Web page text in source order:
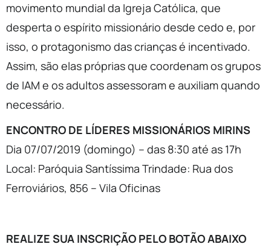
movimento mundial da Igreja Católica, que
desperta o espírito missionário desde cedo e, por
isso, o protagonismo das crianças é incentivado.
Assim, são elas próprias que coordenam os grupos
de IAM e os adultos assessoram e auxiliam quando
necessário.
ENCONTRO DE LÍDERES MISSIONÁRIOS MIRINS
Dia 07/07/2019 (domingo) – das 8:30 até as 17h
Local: Paróquia Santíssima Trindade: Rua dos
Ferroviários, 856 – Vila Oficinas
REALIZE SUA INSCRIÇÃO PELO BOTÃO ABAIXO